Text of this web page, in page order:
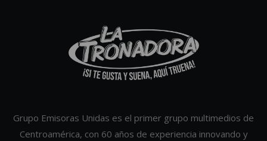
Grupo Emisoras Unidas es el primer grupo multimedios de
Centroamérica, con 60 años de experiencia innovando y